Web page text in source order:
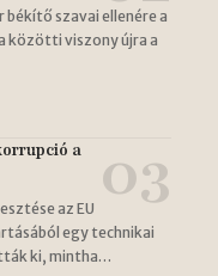
szavai ellenére a
közötti viszony újra a
a
az EU
egy technikai
ki, mintha…